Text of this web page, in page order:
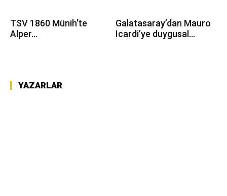
TSV 1860 Münih’te
Alper...
Galatasaray’dan Mauro
Icardi’ye duygusal...
YAZARLAR